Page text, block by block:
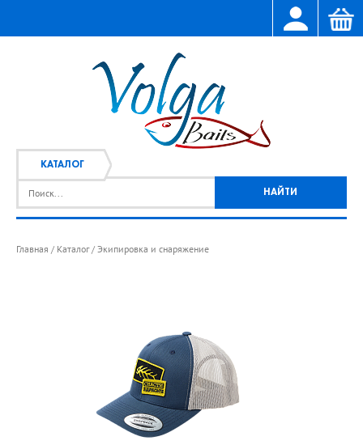
КАТАЛОГ
Главная / Каталог / Экипировка и снаряжение